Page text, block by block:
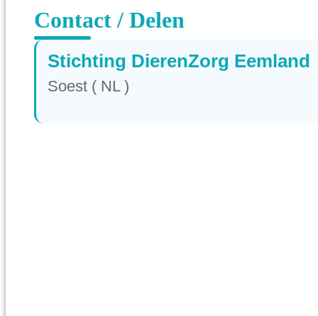
Contact / Delen
Stichting DierenZorg Eemland
Soest ( NL )